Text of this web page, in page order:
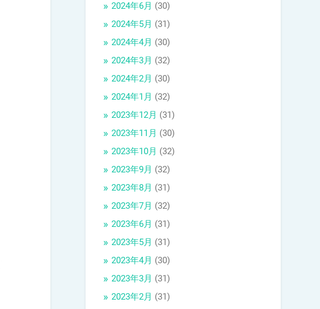
2024年6月 (30)
2024年5月 (31)
2024年4月 (30)
2024年3月 (32)
2024年2月 (30)
2024年1月 (32)
2023年12月 (31)
2023年11月 (30)
2023年10月 (32)
2023年9月 (32)
2023年8月 (31)
2023年7月 (32)
2023年6月 (31)
2023年5月 (31)
2023年4月 (30)
2023年3月 (31)
2023年2月 (31)